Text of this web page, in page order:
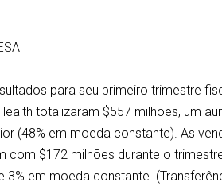
para seu primeiro trimestre
totalizaram $557 milhões, um
(48% em moeda constante). As
com $172 milhões durante o
em moeda constante.